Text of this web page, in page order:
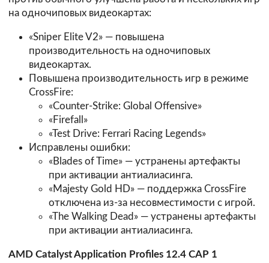
на одночиповых видеокартах:
«Sniper Elite V2» — повышена
производительность на одночиповых
видеокартах.
Повышена производительность игр в режиме
CrossFire:
«Counter-Strike: Global Offensive»
«Firefall»
«Test Drive: Ferrari Racing Legends»
Исправлены ошибки:
«Blades of Time» — устранены артефакты
при активации антиалиасинга.
«Majesty Gold HD» — поддержка CrossFire
отключена из-за несовместимости с игрой.
«The Walking Dead» — устранены артефакты
при активации антиалиасинга.
AMD Catalyst Application Profiles 12.4 CAP 1